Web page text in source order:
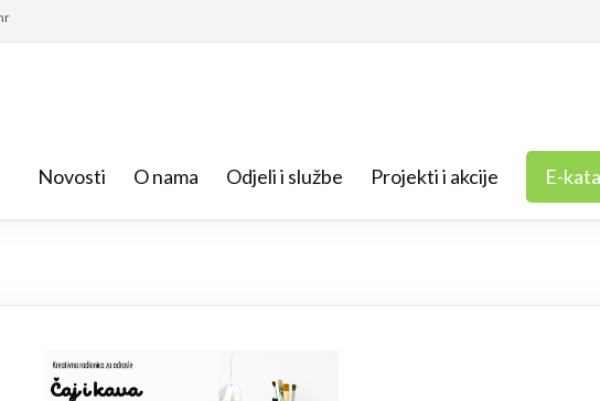
Novosti O nama Odjeli i službe Projekti i akcije E-